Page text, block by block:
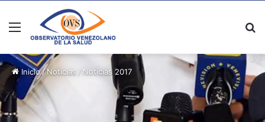
Menú
Inicio/Noticias / Noticias 2017